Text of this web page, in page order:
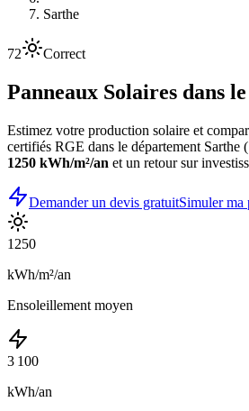
Sarthe
72 Correct
Panneaux Solaires dans le
Estimez votre production solaire et
certifiés RGE dans le département Sarthe (
1250 kWh/m²/an et un retour sur
Demander un devis gratuitSimuler ma
1250
kWh/m²/an
Ensoleillement moyen
3 100
kWh/an